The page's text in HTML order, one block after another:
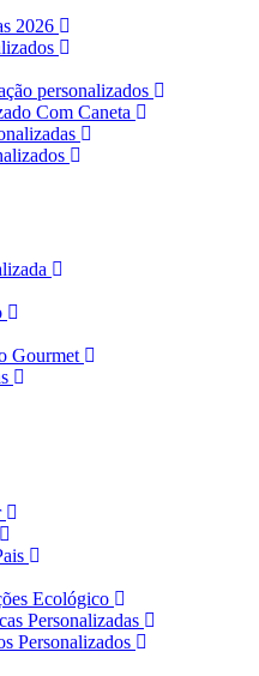
2026
personalizados
Com Caneta
Gourmet
Ecológico
Personalizadas
Personalizados